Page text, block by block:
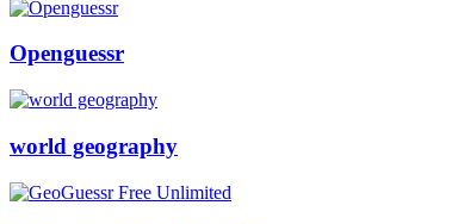
Openguessr
world geography